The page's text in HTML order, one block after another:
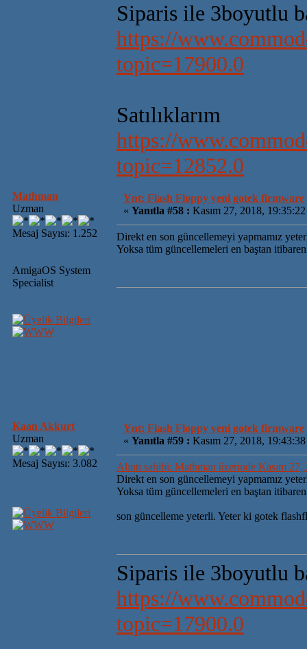
Siparis ile 3boyutlu
https://
topic=17900.0
Satılıklarım
https://
topic=12852.0
Mathman
Uzman
Mesaj Sayısı: 1.252
AmigaOS System
Specialist
Ynt: Flash Floppy yeni gotek firmware
« Yanıtla #58 : Kasım 27, 2018,
Direkt en son güncellemeyi yapmamız
Yoksa tüm güncellemeleri en baştan
Kaan Akkurt
Uzman
Mesaj Sayısı: 3.082
Ynt: Flash Floppy yeni gotek firmware
« Yanıtla #59 : Kasım 27, 2018,
Alıntı sahibi: Mathman üzerinde Kasım
Direkt en son güncellemeyi yapmamız
Yoksa tüm güncellemeleri en baştan
son güncelleme yeterli. Yeter ki gotek
Siparis ile 3boyutlu
https://
topic=17900.0